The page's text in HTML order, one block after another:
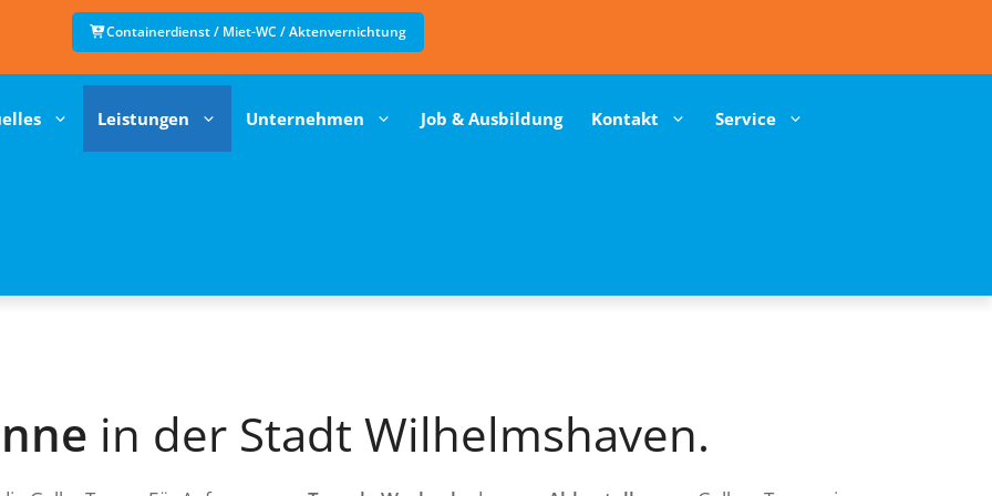
Containerdienst / Miet-WC / Aktenvernichtung
Leistungen Unternehmen Job & Ausbildung Kontakt Service
in der Stadt Wilhelmshaven.